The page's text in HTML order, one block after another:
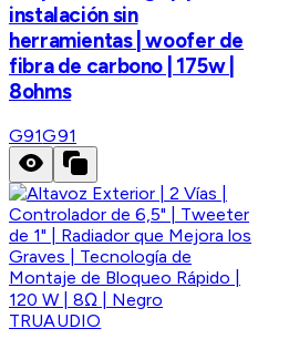
instalación sin
herramientas | woofer de
fibra de carbono | 175w |
8ohms
G91G91
TRUAUDIO